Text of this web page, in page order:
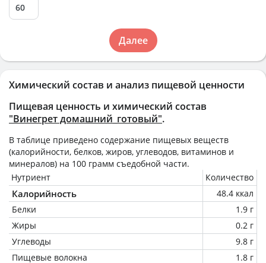
Химический состав и анализ пищевой ценности
Пищевая ценность и химический состав
"Винегрет домашний_готовый".
В таблице приведено содержание пищевых веществ
(калорийности, белков, жиров, углеводов, витаминов и
минералов) на 100 грамм съедобной части.
Нутриент
Количество
Калорийность
48.4 ккал
Белки
1.9 г
Жиры
0.2 г
Углеводы
9.8 г
Пищевые волокна
1.8 г
Далее